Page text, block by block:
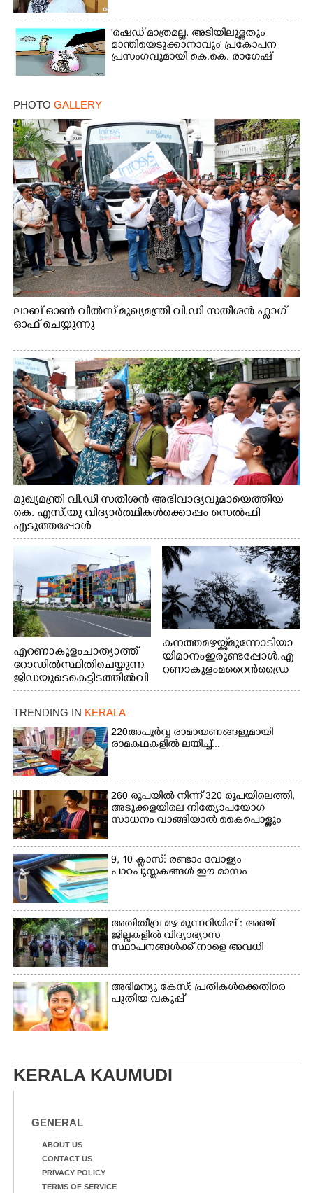
'ഷെഡ് മാത്രമല്ല, അടിയിലുള്ളതും
മാന്തിയെടുക്കാനാവും' പ്രകോപന
പ്രസംഗവുമായി കെ.കെ. രാഗേഷ്
PHOTO GALLERY
ലാബ് ഓൺ വീൽസ് മുഖ്യമന്ത്രി വി.ഡി സതീശൻ ഫ്ലാഗ്
ഓഫ് ചെയ്യുന്നു
മുഖ്യമന്ത്രി വി.ഡി സതീശൻ അഭിവാദ്യവുമായെത്തിയ
കെ. എസ്.യു വിദ്യാർത്ഥികൾക്കൊപ്പം സെൽഫി
എടുത്തപ്പോൾ
എറണാകുളം ചാത്യാത്ത്
റോഡിൽ സ്ഥിതി ചെയ്യുന്ന
ജിഡയുടെ കെട്ടിടത്തിൽ വി
വിധ മേഖലകളിൽ പ്രാഗ
ത്ഭ്യം തെളിയിച്ച സ്ത്രീകളു
ടെ ചിത്രങ്ങൾ
ചുവരിൽ പതിപ്പിച്ചപ്പോൾ
കനത്ത മഴയ്ക്ക് മുന്നോടിയാ
യി മാനം ഇരുണ്ടപ്പോൾ. എ
റണാകുളം മറൈൻഡ്രൈ
TRENDING IN KERALA
220 അപൂർവ്വ രാമായണങ്ങളുമായി
രാമകഥകളിൽ ലയിച്ച്...
260 രൂപയിൽ നിന്ന് 320 രൂപയിലെത്തി,
അടുക്കളയിലെ നിത്യോപയോഗ
സാധനം വാങ്ങിയാൽ കൈപൊള്ളും
9, 10 ക്ലാസ്: രണ്ടാം വോള്യം
പാഠപുസ്തകങ്ങൾ ഈ മാസം
അതിതീവ്ര മഴ മുന്നറിയിപ്പ് : അഞ്ച്
ജില്ലകളിൽ വിദ്യാഭ്യാസ
സ്ഥാപനങ്ങൾക്ക് നാളെ അവധി
അഭിമന്യു കേസ്: പ്രതികൾക്കെതിരെ
പുതിയ വകുപ്പ്
KERALA KAUMUDI
GENERAL
ABOUT US
CONTACT US
PRIVACY POLICY
TERMS OF SERVICE